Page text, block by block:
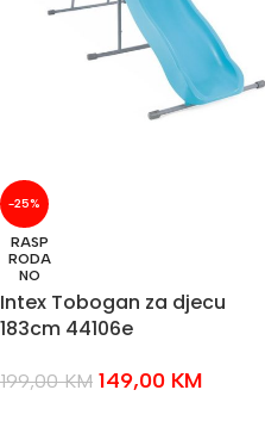
-25%
RASP
RODA
NO
Intex Tobogan za djecu
183cm 44106e
199,00KM 149,00 KM